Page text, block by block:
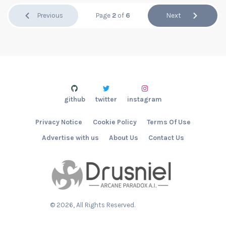
Previous Page 2 of 6 Next
© 2026, All Rights Reserved.
Advertise with us About Us Contact Us
Privacy Notice Cookie Policy Terms Of Use
github twitter instagram